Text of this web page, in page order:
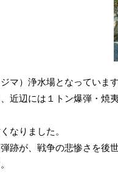
マ）浄水場となっていま
近辺には１トン爆弾・焼
なりました。
跡が、戦争の悲惨さを後